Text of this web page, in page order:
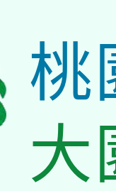
桃
大